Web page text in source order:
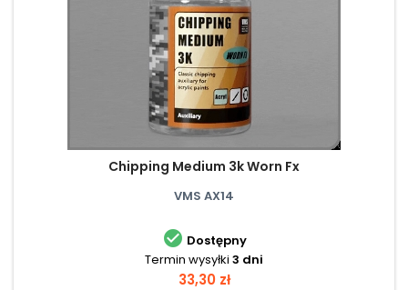
Chipping Medium 3k Worn Fx
VMS AX14
 Dostępny
Termin wysyłki 3 dni
Cena
33,30 zł